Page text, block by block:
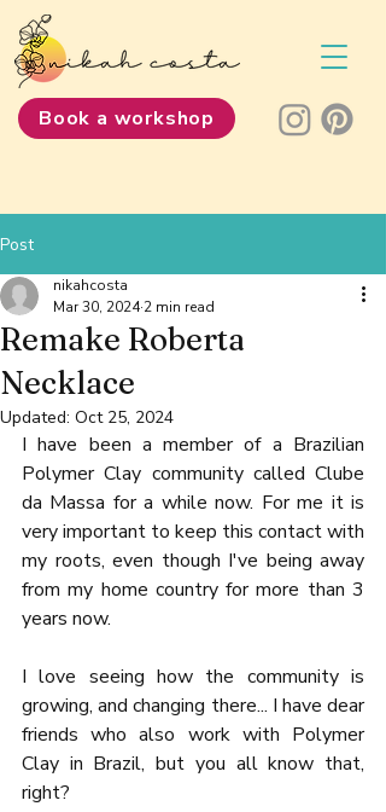
Book a workshop
Post
Remake Roberta
Necklace
nikahcosta
Mar 30, 2024 2 min read
Updated: Oct 25, 2024
I have been a member of a Brazilian
Polymer Clay community called Clube
da Massa for a while now. For me it is
very important to keep this contact with
my roots, even though I've being away
from my home country for more than 3
years now.
I love seeing how the community is
growing, and changing there... I have dear
friends who also work with Polymer
Clay in Brazil, but you all know that,
right?